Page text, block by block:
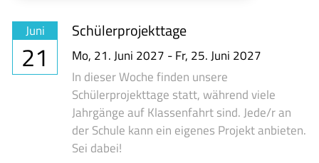
Juni
21
Schülerprojekttage
Mo, 21. Juni 2027 -Fr, 25. Juni 2027
In dieser Woche finden unsere
Schülerprojekttage statt, während viele
Jahrgänge auf Klassenfahrt sind. Jede/r an
der Schule kann ein eigenes Projekt anbieten.
Sei dabei!